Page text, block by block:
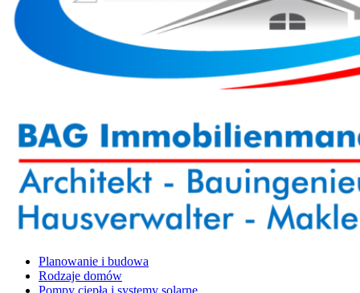
Planowanie i budowa
Rodzaje domów
Pompy ciepła i systemy solarne